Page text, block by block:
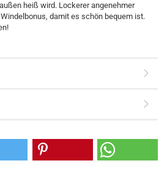
heiß wird. Lockerer angenehmer
damit es schön bequem ist.